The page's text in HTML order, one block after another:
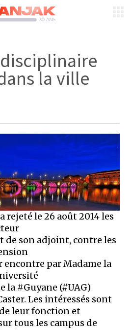
la ville
rejeté le 26 août 2014 les
de son adjoint, contre les
encontre par Madame la
la #Guyane (#UAG)
Les intéressés sont
leur fonction et
tous les campus de